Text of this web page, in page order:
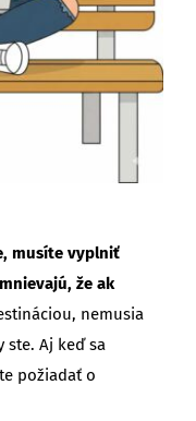
musíte vyplniť
že ak
nemusia
ste. Aj keď sa
požiadať o